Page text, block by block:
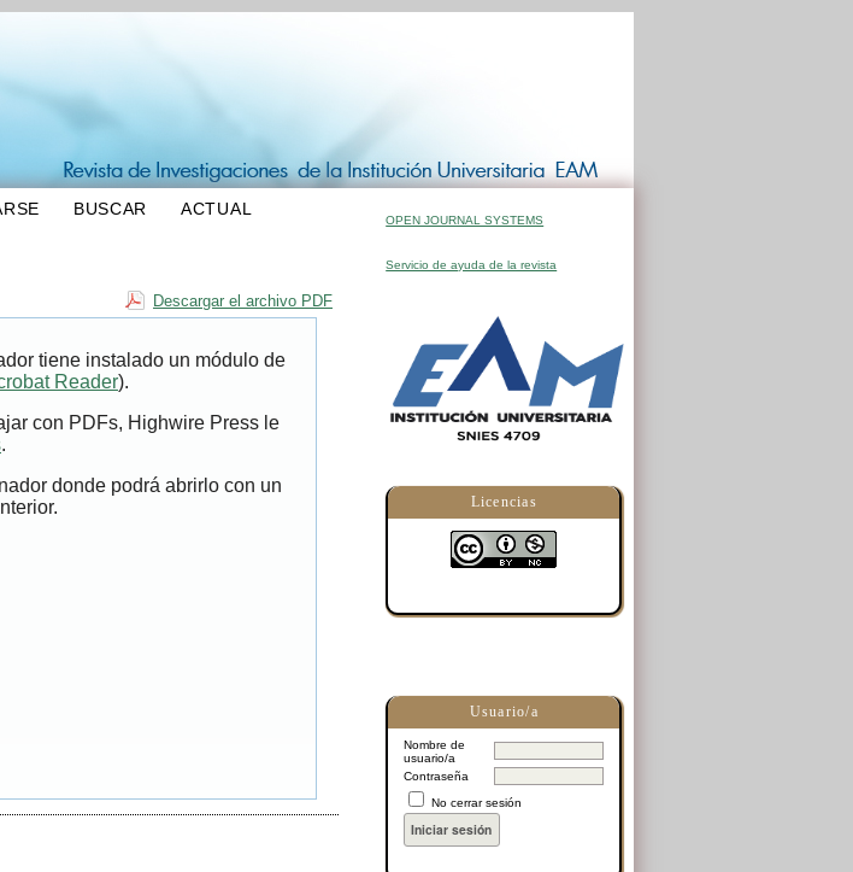
OPEN JOURNAL SYSTEMS
Servicio de ayuda de la revista
Licencias
Usuario/a
Nombre de
usuario/a
Contraseña
No cerrar sesión
BUSCAR
ACTUAL
Descargar el archivo PDF
tiene instalado un módulo de
Reader).
con PDFs, Highwire Press le
.
donde podrá abrirlo con un